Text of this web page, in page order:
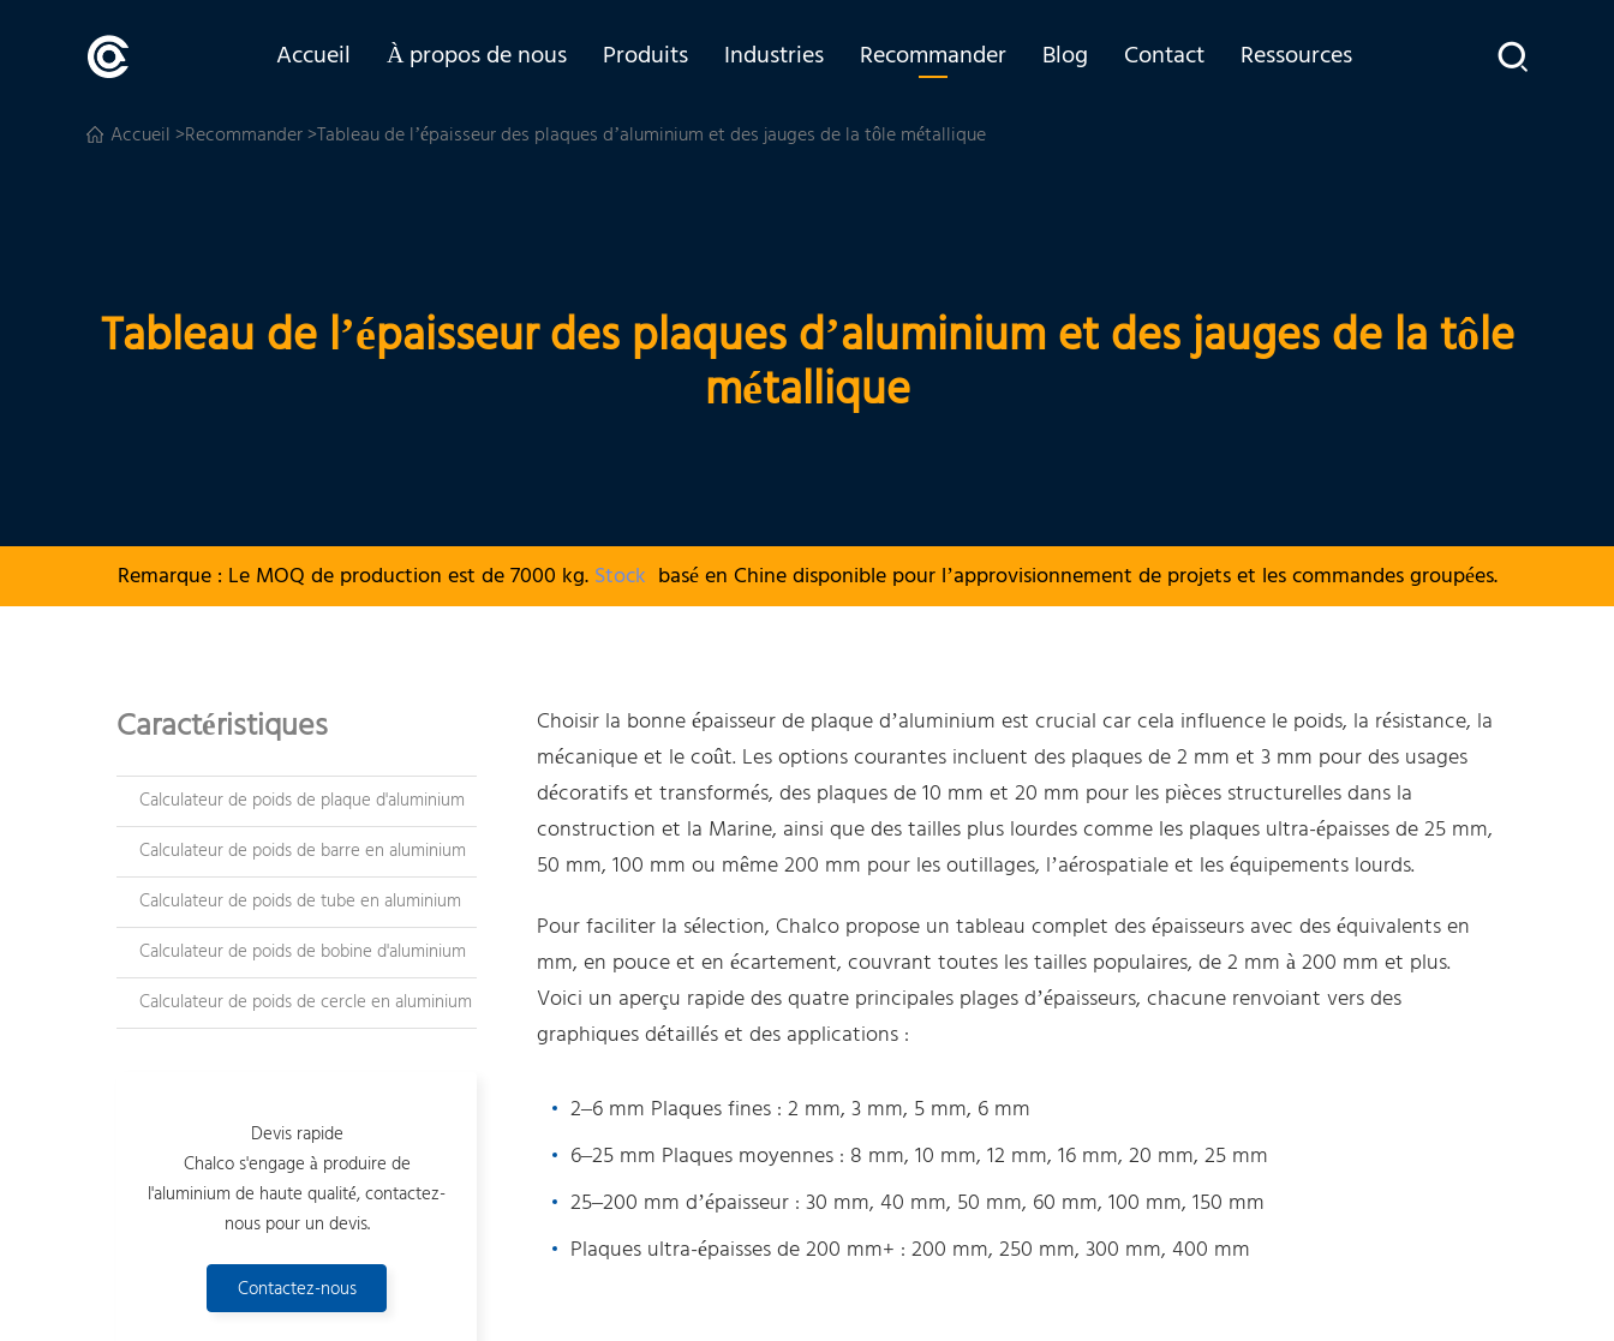
Accueil À propos de nous Produits Industries Recommander Blog Contact Ressources
Accueil>Recommander>Tableau de l’épaisseur des plaques d’aluminium et des jauges de la tôle métallique
Tableau de l’épaisseur des plaques d’aluminium et des jauges de la tôle
métallique
Remarque : Le MOQ de production est de 7000 kg. Stock basé en Chine disponible pour l’approvisionnement de projets et les commandes groupées.
Caractéristiques
Calculateur de poids de plaque d'aluminium
Calculateur de poids de barre en aluminium
Calculateur de poids de tube en aluminium
Calculateur de poids de bobine d'aluminium
Calculateur de poids de cercle en aluminium
Devis rapide
Chalco s'engage à produire de
l'aluminium de haute qualité, contactez-
nous pour un devis.
Contactez-nous
Choisir la bonne épaisseur de plaque d’aluminium est crucial car cela influence le poids, la résistance, la
mécanique et le coût. Les options courantes incluent des plaques de 2 mm et 3 mm pour des usages
décoratifs et transformés, des plaques de 10 mm et 20 mm pour les pièces structurelles dans la
construction et la Marine, ainsi que des tailles plus lourdes comme les plaques ultra-épaisses de 25 mm,
50 mm, 100 mm ou même 200 mm pour les outillages, l’aérospatiale et les équipements lourds.
Pour faciliter la sélection, Chalco propose un tableau complet des épaisseurs avec des équivalents en
mm, en pouce et en écartement, couvrant toutes les tailles populaires, de 2 mm à 200 mm et plus.
Voici un aperçu rapide des quatre principales plages d’épaisseurs, chacune renvoiant vers des
graphiques détaillés et des applications :
2–6 mm Plaques fines : 2 mm, 3 mm, 5 mm, 6 mm
6–25 mm Plaques moyennes : 8 mm, 10 mm, 12 mm, 16 mm, 20 mm, 25 mm
25–200 mm d’épaisseur : 30 mm, 40 mm, 50 mm, 60 mm, 100 mm, 150 mm
Plaques ultra-épaisses de 200 mm+ : 200 mm, 250 mm, 300 mm, 400 mm